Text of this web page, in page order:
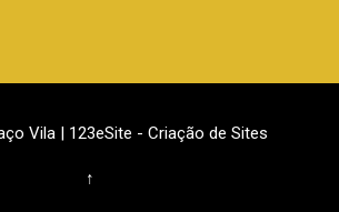
Vila | 123eSite - Criação de Sites
↑